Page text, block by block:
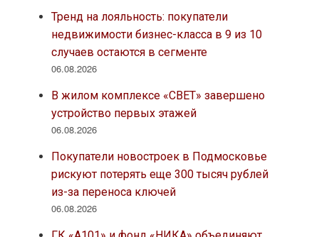
Тренд на лояльность: покупатели
недвижимости бизнес-класса в 9 из 10
случаев остаются в сегменте
06.08.2026
В жилом комплексе «СВЕТ» завершено
устройство первых этажей
06.08.2026
Покупатели новостроек в Подмосковье
рискуют потерять еще 300 тысяч рублей
из-за переноса ключей
06.08.2026